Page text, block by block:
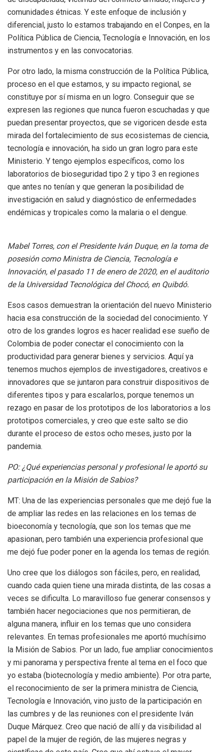
comunidades étnicas. Y este enfoque de inclusión y
diferencial, justo lo estamos trabajando en el Conpes, en la
Política Pública de Ciencia, Tecnología e Innovación, en los
instrumentos y en las convocatorias.
Por otro lado, la misma construcción de la Política Pública,
proceso en el que estamos, y su impacto regional, se
constituye por sí misma en un logro. Conseguir que se
expresen las regiones que nunca fueron escuchadas y que
puedan presentar proyectos, que se vigoricen desde esta
mirada del fortalecimiento de sus ecosistemas de ciencia,
tecnología e innovación, ha sido un gran logro para este
Ministerio. Y tengo ejemplos específicos, como los
laboratorios de bioseguridad tipo 2 y tipo 3 en regiones
que antes no tenían y que generan la posibilidad de
investigación en salud y diagnóstico de enfermedades
endémicas y tropicales como la malaria o el dengue.
Mabel Torres, con el Presidente Iván Duque, en la toma de
posesión como Ministra de Ciencia, Tecnología e
Innovación, el pasado 11 de enero de 2020, en el auditorio
de la Universidad Tecnológica del Chocó, en Quibdó.
Esos casos demuestran la orientación del nuevo Ministerio
hacia esa construcción de la sociedad del conocimiento. Y
otro de los grandes logros es hacer realidad ese sueño de
Colombia de poder conectar el conocimiento con la
productividad para generar bienes y servicios. Aquí ya
tenemos muchos ejemplos de investigadores, creativos e
innovadores que se juntaron para construir dispositivos de
diferentes tipos y para escalarlos, porque tenemos un
rezago en pasar de los prototipos de los laboratorios a los
prototipos comerciales, y creo que este salto se dio
durante el proceso de estos ocho meses, justo por la
pandemia.
PO: ¿Qué experiencias personal y profesional le aportó su
participación en la Misión de Sabios?
MT: Una de las experiencias personales que me dejó fue la
de ampliar las redes en las relaciones en los temas de
bioeconomía y tecnología, que son los temas que me
apasionan, pero también una experiencia profesional que
me dejó fue poder poner en la agenda los temas de región.
Uno cree que los diálogos son fáciles, pero, en realidad,
cuando cada quien tiene una mirada distinta, de las cosas a
veces se dificulta. Lo maravilloso fue generar consensos y
también hacer negociaciones que nos permitieran, de
alguna manera, influir en los temas que uno considera
relevantes. En temas profesionales me aportó muchísimo
la Misión de Sabios. Por un lado, fue ampliar conocimientos
y mi panorama y perspectiva frente al tema en el foco que
yo estaba (biotecnología y medio ambiente). Por otra parte,
el reconocimiento de ser la primera ministra de Ciencia,
Tecnología e Innovación, vino justo de la participación en
las cumbres y de las reuniones con el presidente Iván
Duque Márquez. Creo que nació de allí y da visibilidad al
papel de la mujer de región, de las mujeres negras y